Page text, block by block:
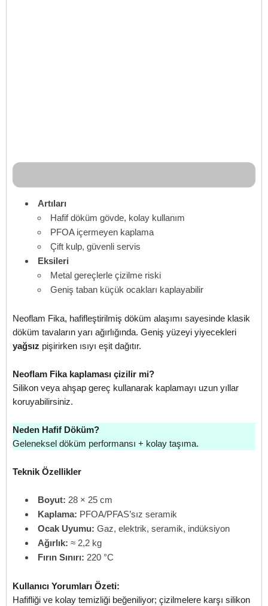
Artıları
Hafif döküm gövde, kolay kullanım
PFOA içermeyen kaplama
Çift kulp, güvenli servis
Eksileri
Metal gereçlerle çizilme riski
Geniş taban küçük ocakları kaplayabilir
Neoflam Fika, hafifleştirilmiş döküm alaşımı sayesinde klasik
döküm tavaların yarı ağırlığında. Geniş yüzeyi yiyecekleri
yağsız pişirirken ısıyı eşit dağıtır.
Neoflam Fika kaplaması çizilir mi?
Silikon veya ahşap gereç kullanarak kaplamayı uzun yıllar
koruyabilirsiniz.
Neden Hafif Döküm?
Geleneksel döküm performansı + kolay taşıma.
Teknik Özellikler
Boyut: 28 × 25 cm
Kaplama: PFOA/PFAS’sız seramik
Ocak Uyumu: Gaz, elektrik, seramik, indüksiyon
Ağırlık: ≈ 2,2 kg
Fırın Sınırı: 220 °C
Kullanıcı Yorumları Özeti:
Hafifliği ve kolay temizliği beğeniliyor; çizilmelere karşı silikon